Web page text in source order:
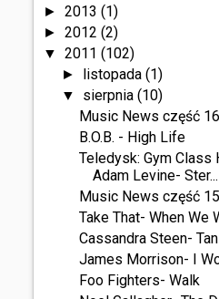
►2013(1)
►2012(2)
▼2011(102)
► listopada (1)
▼ sierpnia (10)
Music News część 16
B.O.B. - High Life
Teledysk: Gym Class
Adam Levine- Ster...
Music News część 15
Take That- When We
Cassandra Steen-
James Morrison- I
Foo Fighters- Walk